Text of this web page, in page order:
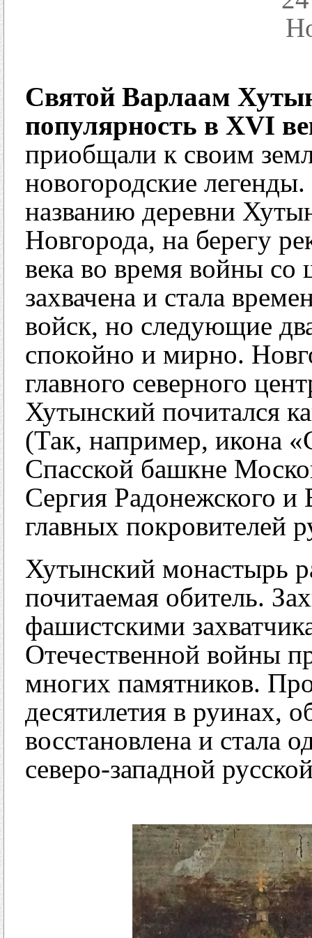
Святой Варлаам
популярность в XVI
приобщали к своим
новогородские
названию деревни
Новгорода, на берегу
века во время войны со
захвачена и стала
войск, но следующие
спокойно и мирно.
главного северного
Хутынский почитался
(Так, например, икона
Спасской башкне
Сергия Радонежского и
главных покровителей
Хутынский монастырь
почитаемая обитель.
фашистскими
Отечественной войны
многих памятников.
десятилетия в руинах,
восстановлена и стала
северо-западной